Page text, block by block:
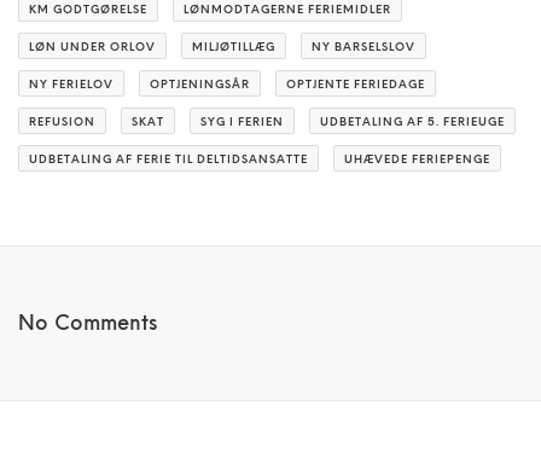
KM GODTGØRELSE LØNMODTAGERNE FERIEMIDLER
LØN UNDER ORLOV MILJØTILLÆG NY BARSELSLOV
NY FERIELOV OPTJENINGSÅR OPTJENTE FERIEDAGE
REFUSION SKAT SYG I FERIEN UDBETALING AF 5. FERIEUGE
UDBETALING AF FERIE TIL DELTIDSANSATTE UHÆVEDE FERIEPENGE
No Comments